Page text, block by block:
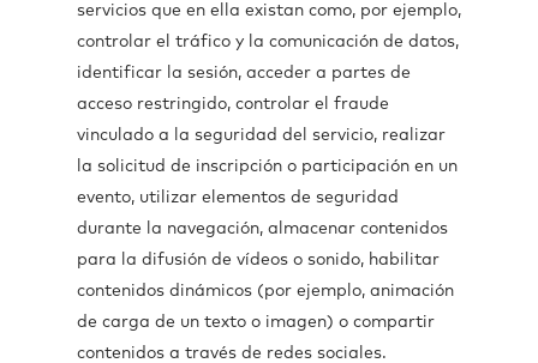
servicios que en ella existan como, por ejemplo,
controlar el tráfico y la comunicación de datos,
identificar la sesión, acceder a partes de
acceso restringido, controlar el fraude
vinculado a la seguridad del servicio, realizar
la solicitud de inscripción o participación en un
evento, utilizar elementos de seguridad
durante la navegación, almacenar contenidos
para la difusión de vídeos o sonido, habilitar
contenidos dinámicos (por ejemplo, animación
de carga de un texto o imagen) o compartir
contenidos a través de redes sociales.